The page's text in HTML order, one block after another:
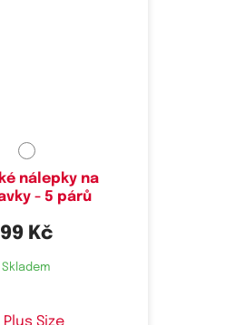
nálepky na
- 5 párů
99 Kč
Skladem